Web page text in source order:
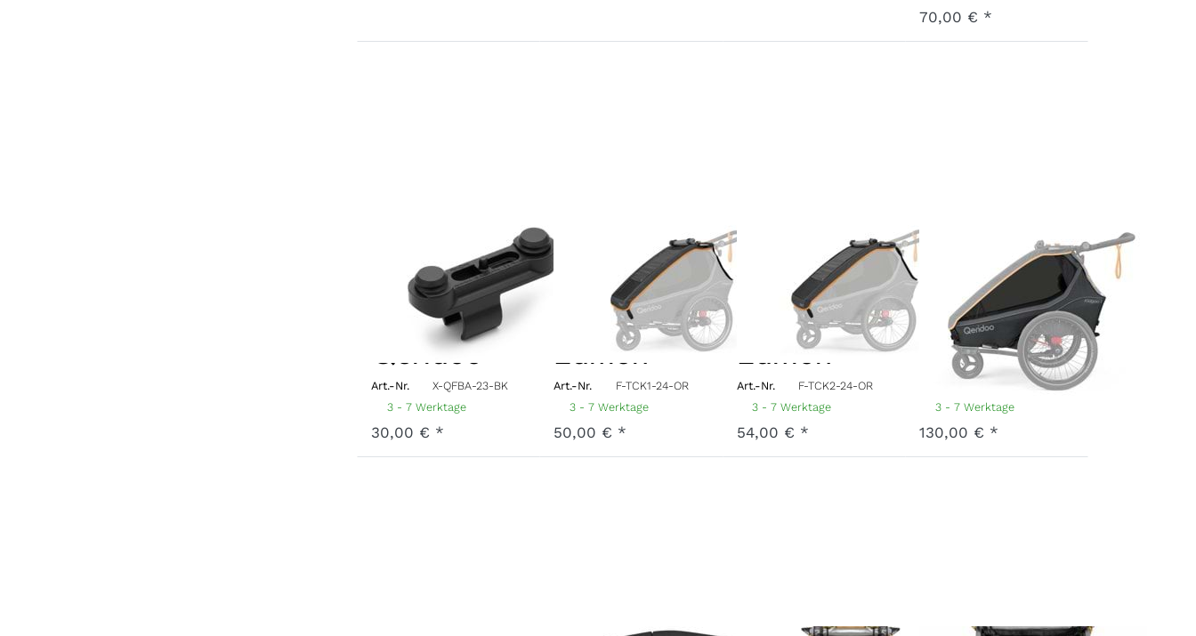
70,00 € *
FIDLOCK
TWIST
base by
Qeridoo
Art.-Nr.
X-QFBA-23-BK
3 - 7 Werktage
30,00 € *
Verdeck
Kidgoo 1
Fidlock
Edition
Art.-Nr.
F-TCK1-24-OR
3 - 7 Werktage
50,00 € *
Verdeck
Kidgoo 2
Fidlock
Edition
Art.-Nr.
F-TCK2-24-OR
3 - 7 Werktage
54,00 € *
Hauptbezug
Kidgoo 1
Fidlock
Edition
F-MCK1-24-OR
3 - 7 Werktage
130,00 € *